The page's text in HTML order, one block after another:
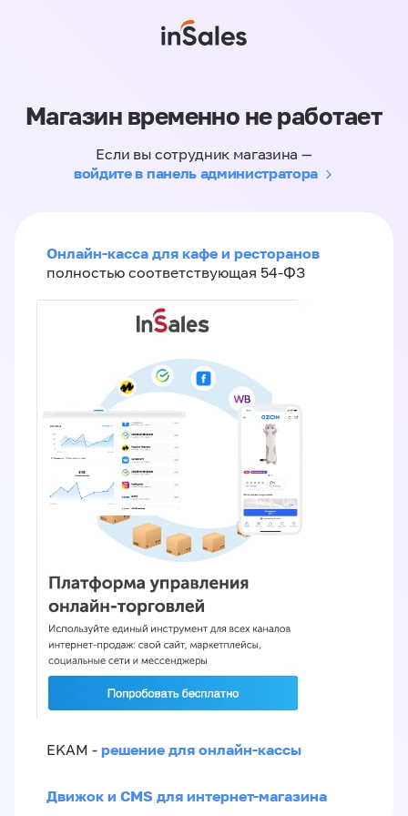
Магазин временно не работает
Если вы сотрудник магазина —
войдите в панель администратора
Онлайн-касса для кафе и ресторанов
полностью соответствующая 54-ФЗ
EKAM - решение для онлайн-кассы
Движок и CMS для интернет-магазина